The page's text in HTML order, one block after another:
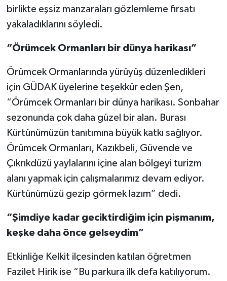
birlikte eşsiz manzaraları gözlemleme fırsatı
yakaladıklarını söyledi.
“Örümcek Ormanları bir dünya harikası”
Örümcek Ormanlarında yürüyüş düzenledikleri
için GÜDAK üyelerine teşekkür eden Şen,
“Örümcek Ormanları bir dünya harikası. Sonbahar
sezonunda çok daha güzel bir alan. Burası
Kürtünümüzün tanıtımına büyük katkı sağlıyor.
Örümcek Ormanları, Kazıkbeli, Güvende ve
Çıkrıkdüzü yaylalarını içine alan bölgeyi turizm
alanı yapmak için çalışmalarımız devam ediyor.
Kürtünümüzü gezip görmek lazım” dedi.
“Şimdiye kadar geciktirdiğim için pişmanım,
keşke daha önce gelseydim”
Etkinliğe Kelkit ilçesinden katılan öğretmen
Fazilet Hirik ise “Bu parkura ilk defa katılıyorum.